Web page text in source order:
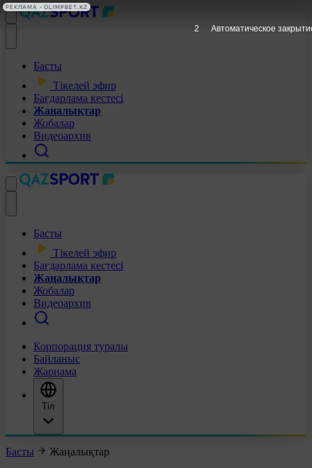
Басты
Тікелей эфир
Бағдарлама кестесі
Жаңалықтар
Жобалар
Видеоархив
Басты
Тікелей эфир
Бағдарлама кестесі
Жаңалықтар
Жобалар
Видеоархив
Корпорация туралы
Байланыс
Жарнама
Тіл
Басты Жаңалықтар
1 Автоматическое
РЕКЛАМА • OLIMPBET.KZ